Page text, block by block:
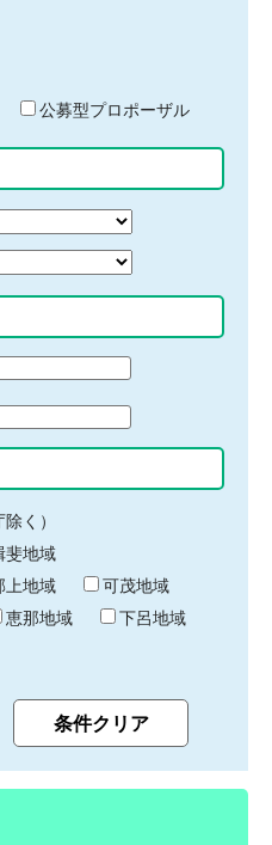
公募型プロポーザル
く）
斐地域
上地域
可茂地域
恵那地域
下呂地域